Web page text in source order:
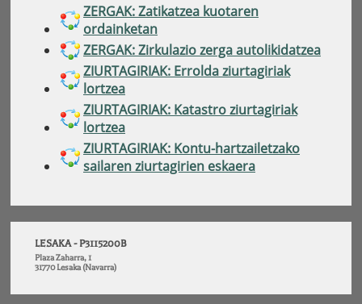
ZERGAK: Zatikatzea kuotaren
ordainketan
ZERGAK: Zirkulazio zerga autolikidatzea
ZIURTAGIRIAK: Errolda ziurtagiriak
lortzea
ZIURTAGIRIAK: Katastro ziurtagiriak
lortzea
ZIURTAGIRIAK: Kontu-hartzailetzako
sailaren ziurtagirien eskaera
LESAKA - P3115200B
Plaza Zaharra, 1
31770 Lesaka (Navarra)